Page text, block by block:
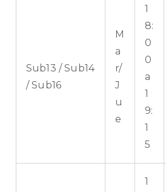
Sub13 / Sub14
/ Sub16
M
a
r/
J
u
e
1
8:
0
0
a
1
9:
1
5
1